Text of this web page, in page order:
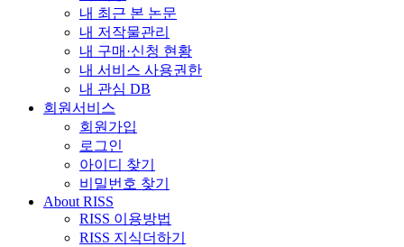
내 최근 본 논문
내 저작물관리
내 구매·신청 현황
내 서비스 사용권한
내 관심 DB
회원서비스
회원가입
로그인
아이디 찾기
비밀번호 찾기
About RISS
RISS 이용방법
RISS 지식더하기